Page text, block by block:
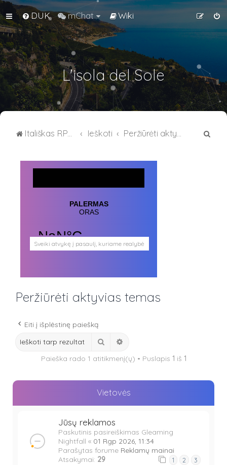
DUK mChat Wiki
L'isola del Sole
Itališkas RPG forumas Ieškoti
Sveiki atvykę į pasaulį, kuriame realybė
persipina su mistika. Pasaulį, kuris
Užimti veidai
Ištikimųjų būstinė
Peržiūrėti aktyvias temas
Eiti į išplėstinę paiešką
Ieškoti
Paieška rado 1 atitikmenį(ų) • Puslapis 1 iš 1
Vietovės
Jūsų reklamos
Paskutinis pasireiškimas Gleaming
Nightfall « 01 Rgp 2026, 11:34
Parašytas forume Reklamų mainai
Atsakymai: 29 1 2 3